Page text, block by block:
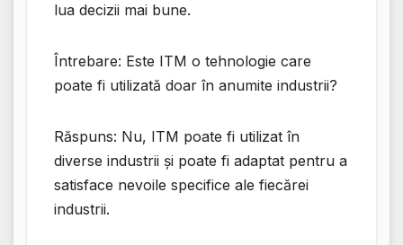
lua decizii mai bune.
Întrebare: Este ITM o tehnologie care
poate fi utilizată doar în anumite industrii?
Răspuns: Nu, ITM poate fi utilizat în
diverse industrii și poate fi adaptat pentru a
satisface nevoile specifice ale fiecărei
industrii.